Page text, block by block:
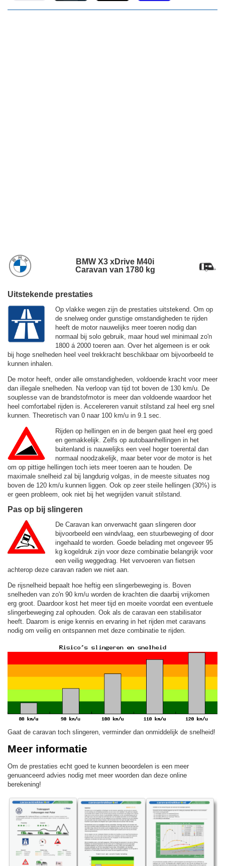
BMW X3 xDrive M40i
Caravan van 1780 kg
Uitstekende prestaties
Op vlakke wegen zijn de prestaties uitstekend. Om op
de snelweg onder gunstige omstandigheden te rijden
heeft de motor nauwelijks meer toeren nodig dan
normaal bij solo gebruik, maar houd wel minimaal zo'n
1800 á 2000 toeren aan. Over het algemeen is er ook
bij hoge snelheden heel veel trekkracht beschikbaar om bijvoorbeeld te
kunnen inhalen.
De motor heeft, onder alle omstandigheden, voldoende kracht voor meer
dan illegale snelheden. Na verloop van tijd tot boven de 130 km/u.
De
souplesse van de brandstofmotor is meer dan voldoende waardoor het
heel comfortabel rijden is. Accelereren vanuit stilstand zal heel erg snel
kunnen. Theoretisch van 0 naar 100 km/u in 9.1 sec.
Rijden op hellingen en in de bergen gaat heel erg goed
en gemakkelijk. Zelfs op autobaanhellingen in het
buitenland is nauwelijks een veel hoger toerental dan
normaal noodzakelijk, maar beter voor de motor is het
om op pittige hellingen toch iets meer toeren aan te houden. De
maximale snelheid zal bij langdurig volgas, in de meeste situates nog
boven de 120 km/u kunnen liggen. Ook op zeer steile hellingen (30%) is
er geen probleem, ook niet bij het wegrijden vanuit stilstand.
Pas op bij slingeren
De Caravan kan onverwacht gaan slingeren door
bijvoorbeeld een windvlaag, een stuurbeweging of door
ingehaald te worden. Goede belading met ongeveer 95
kg kogeldruk zijn voor deze combinatie belangrijk voor
een veilig weggedrag. Het vervoeren van fietsen
achterop deze caravan raden we niet aan.
De rijsnelheid bepaalt hoe heftig een slingerbeweging is. Boven
snelheden van zo'n 90 km/u worden de krachten die daarbij vrijkomen
erg groot. Daardoor kost het meer tijd en moeite voordat een eventuele
slingerbeweging zal ophouden. Ook als de caravan een stabilisator
heeft. Daarom is enige kennis en ervaring in het rijden met caravans
nodig om veilig en ontspannen met deze combinatie te rijden.
Gaat de caravan toch slingeren, verminder dan onmiddelijk de snelheid!
Meer informatie
Om de prestaties echt goed te kunnen beoordelen is een meer
genuanceerd advies nodig met meer woorden dan deze online
berekening!